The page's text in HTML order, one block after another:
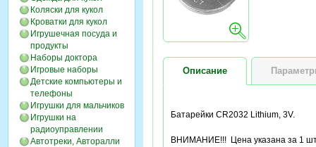
Коляски для кукол
Кроватки для кукол
Игрушечная посуда и
продукты
Наборы доктора
Игровые наборы
Детские компьютеры и
телефоны
Игрушки для мальчиков
Игрушки на
радиоуправлении
Автотреки, Авторалли
Описание
Батарейки CR2032 Lithium, 3V.
ВНИМАНИЕ!!! Цена указана за 1